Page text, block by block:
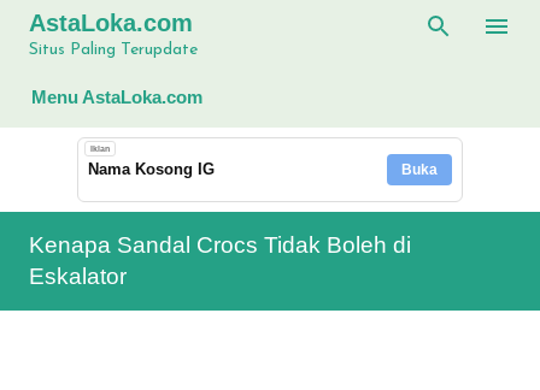
Langsung ke konten utama
AstaLoka.com
Situs Paling Terupdate
Menu AstaLoka.com
Iklan
Nama Kosong IG Buka
Kenapa Sandal Crocs Tidak Boleh di
Eskalator